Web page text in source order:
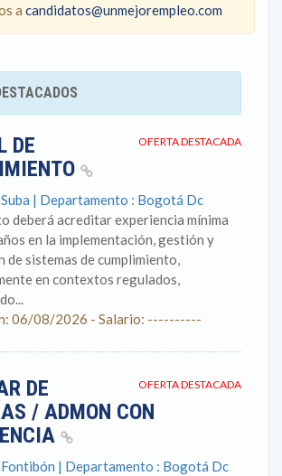
a candidatos@unmejorempleo.com
OFERTA DESTACADA
DE
| Departamento : Bogotá Dc
deberá acreditar experiencia mínima
en la implementación, gestión y
de sistemas de cumplimiento,
en contextos regulados,
06/08/2026 - Salario: ----------
OFERTA DESTACADA
DE
/ ADMON CON
| Departamento : Bogotá Dc